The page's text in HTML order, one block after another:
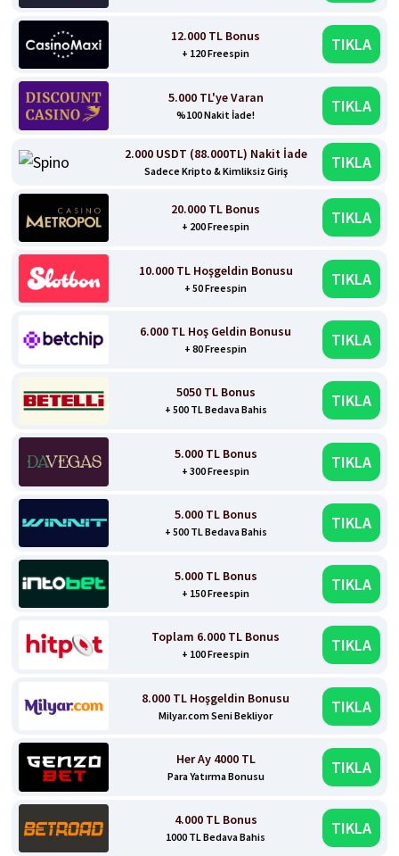
12.000 TL Bonus
+ 120 Freespin TIKLA
5.000 TL'ye Varan
%100 Nakit İade! TIKLA
2.000 USDT (88.000TL) Nakit İade
Sadece Kripto & Kimliksiz Giriş TIKLA
20.000 TL Bonus
+ 200 Freespin TIKLA
10.000 TL Hoşgeldin Bonusu
+ 50 Freespin TIKLA
6.000 TL Hoş Geldin Bonusu
+ 80 Freespin TIKLA
5050 TL Bonus
+ 500 TL Bedava Bahis TIKLA
5.000 TL Bonus
+ 300 Freespin TIKLA
5.000 TL Bonus
+ 500 TL Bedava Bahis TIKLA
5.000 TL Bonus
+ 150 Freespin TIKLA
Toplam 6.000 TL Bonus
+ 100 Freespin TIKLA
8.000 TL Hoşgeldin Bonusu
Milyar.com Seni Bekliyor TIKLA
Her Ay 4000 TL
Para Yatırma Bonusu TIKLA
4.000 TL Bonus
1000 TL Bedava Bahis TIKLA